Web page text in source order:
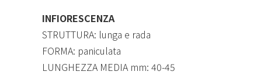
INFIORESCENZA
STRUTTURA: lunga e rada
FORMA: paniculata
LUNGHEZZA MEDIA mm: 40-45